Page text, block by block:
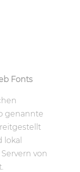
Fonts
genannte
lokal
von